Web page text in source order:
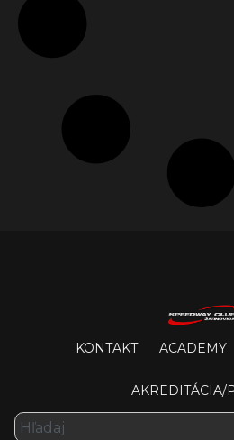
KONTAKT ACADEMY
AKREDITÁCIA/